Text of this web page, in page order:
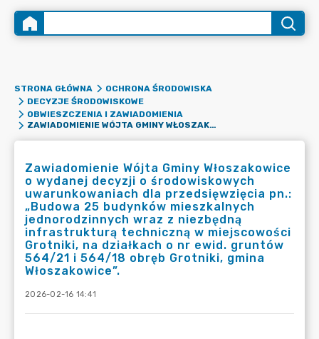
STRONA GŁÓWNA
OCHRONA ŚRODOWISKA
DECYZJE ŚRODOWISKOWE
OBWIESZCZENIA I ZAWIADOMIENIA
ZAWIADOMIENIE WÓJTA GMINY WŁOSZAKOWICE O WYDANEJ DECYZJI O ŚRODOWISKOWYCH UWARUNKOWANIACH DLA PRZEDSIĘWZIĘCIA PN.: „BUDOWA 25 BUDYNKÓW MIESZKALNYCH JEDNORODZINNYCH WRAZ Z NIEZBĘDNĄ INFRASTRUKTURĄ TECHNICZNĄ W MIEJSCOWOŚCI GROTNIKI, NA DZIAŁKACH O NR EWID. GRUNTÓW 564/21 I 564/18 OBRĘB GROTNIKI, GMINA WŁOSZAKOWICE”.
Zawiadomienie Wójta Gminy Włoszakowice
o wydanej decyzji o środowiskowych
uwarunkowaniach dla przedsięwzięcia pn.:
„Budowa 25 budynków mieszkalnych
jednorodzinnych wraz z niezbędną
infrastrukturą techniczną w miejscowości
Grotniki, na działkach o nr ewid. gruntów
564/21 i 564/18 obręb Grotniki, gmina
Włoszakowice”.
2026-02-16 14:41